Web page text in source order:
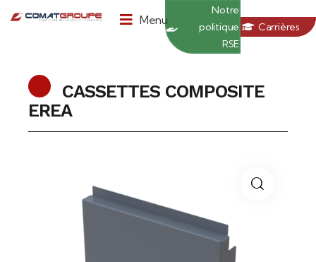
Menu
Notre
politique
RSE
Carrières
CASSETTES COMPOSITE
EREA